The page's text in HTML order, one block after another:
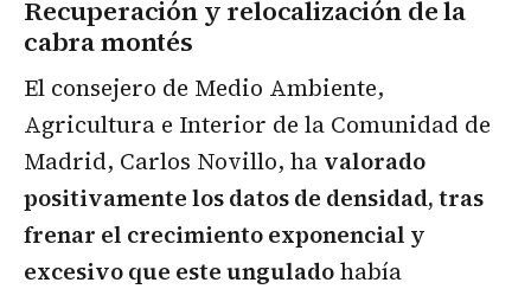
Recuperación y relocalización de la
cabra montés
El consejero de Medio Ambiente,
Agricultura e Interior de la Comunidad de
Madrid, Carlos Novillo, ha valorado
positivamente los datos de densidad, tras
frenar el crecimiento exponencial y
excesivo que este unguladohabía